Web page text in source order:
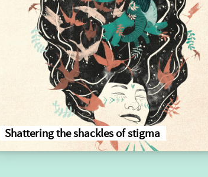
Shattering the shackles of stigma